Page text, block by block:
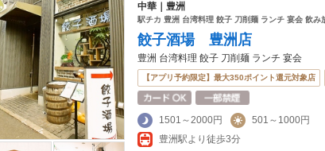
中華｜豊洲
駅チカ 豊洲 台湾料理 餃子 刀削麺 ランチ 宴会 飲
餃子酒場 豊洲店
豊洲 台湾料理 餃子 刀削麺 ランチ 宴会
【アプリ予約限定】最大350ポイント還元対象店
1501～2000円
501～1000円
豊洲駅より徒歩3分